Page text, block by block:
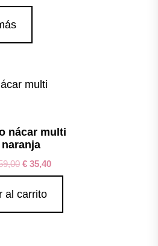
nácar multi
naranja
€35,40
al carrito